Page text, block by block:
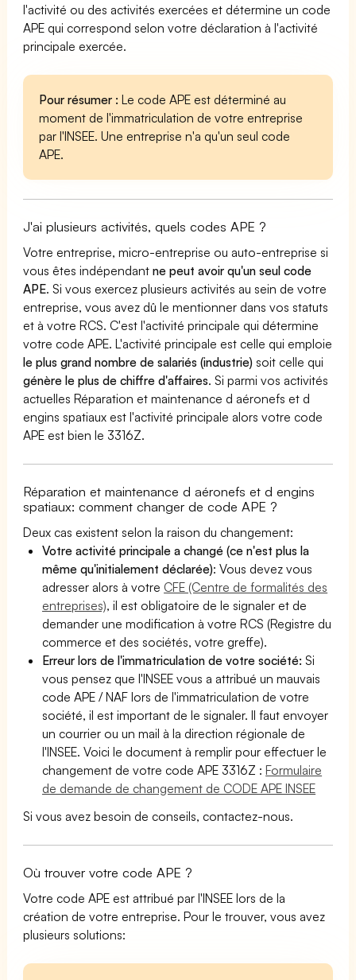
l'activité ou des activités exercées et détermine un code
APE qui correspond selon votre déclaration à l'activité
principale exercée.
Pour résumer : Le code APE est déterminé au
moment de l'immatriculation de votre entreprise
par l'INSEE. Une entreprise n'a qu'un seul code
APE.
J'ai plusieurs activités, quels codes APE ?
Votre entreprise, micro-entreprise ou auto-entreprise si
vous êtes indépendantne peut avoir qu'un seul code
APE. Si vous exercez plusieurs activités au sein de votre
entreprise, vous avez dû le mentionner dans vos statuts
et à votre RCS. C'est l'activité principale qui détermine
votre code APE. L'activité principale est celle qui emploie
le plus grand nombre de salariés (industrie) soit celle qui
génère le plus de chiffre d'affaires. Si parmi vos activités
actuelles Réparation et maintenance d aéronefs et d
engins spatiaux est l'activité principale alors votre code
APE est bien le 3316Z.
Réparation et maintenance d aéronefs et d engins
spatiaux: comment changer de code APE ?
Deux cas existent selon la raison du changement:
Votre activité principale a changé (ce n'est plus la
même qu'initialement déclarée): Vous devez vous
adresser alors à votre CFE (Centre de formalités des
entreprises), il est obligatoire de le signaler et de
demander une modification à votre RCS (Registre du
commerce et des sociétés, votre greffe).
Erreur lors de l'immatriculation de votre société:Si
vous pensez que l'INSEE vous a attribué un mauvais
code APE / NAF lors de l'immatriculation de votre
société, il est important de le signaler. Il faut envoyer
un courrier ou un mail à la direction régionale de
l'INSEE. Voici le document à remplir pour effectuer le
changement de votre code APE 3316Z :Formulaire
de demande de changement de CODE APE INSEE
Si vous avez besoin de conseils, contactez-nous.
Où trouver votre code APE ?
Votre code APE est attribué par l'INSEE lors de la
création de votre entreprise. Pour le trouver, vous avez
plusieurs solutions: